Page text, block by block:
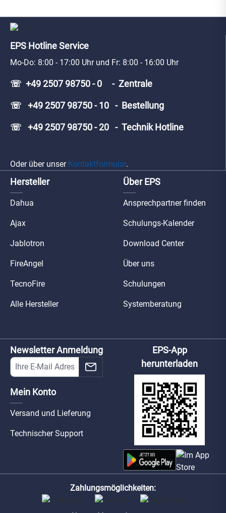
EPS Hotline Service
Mo-Do: 8:00 - 17:00 Uhr und Fr: 8:00 - 16:00 Uhr
☏ +49 2507 98750 - 0 - Zentrale
☏ +49 2507 98750 - 10 - Bestellung
☏ +49 2507 98750 - 20 - Technik Hotline
Oder über unser Kontaktformular.
Hersteller
Dahua
Ajax
Jablotron
FireAngel
TecnoFire
Alle Hersteller
Über EPS
Ansprechpartner finden
Schulungs-Kalender
Download Center
Über uns
Schulungen
Systemberatung
Newsletter Anmeldung
Mein Konto
Versand und Lieferung
Technischer Support
EPS-App
herunterladen
Zahlungsmöglichkeiten: